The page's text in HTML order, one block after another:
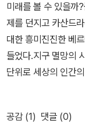
작업입니다. 이렇게
를 제의할 수 있는 것
하고 싶은 욕구를 주
미래를 볼 수 있을까
제를 던지고 카산드
대한 흥미진진한 베
들었다.지구 멸망의
단위로 세상의 인간
다.미래를 볼 수 있
들의 행동으로 인하
공감 (1) 댓글 (0)